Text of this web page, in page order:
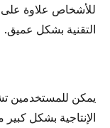
للأشخاص علاوة
التقنية بشكل عميق.
يمكن للمستخدمين
الإنتاجية بشكل